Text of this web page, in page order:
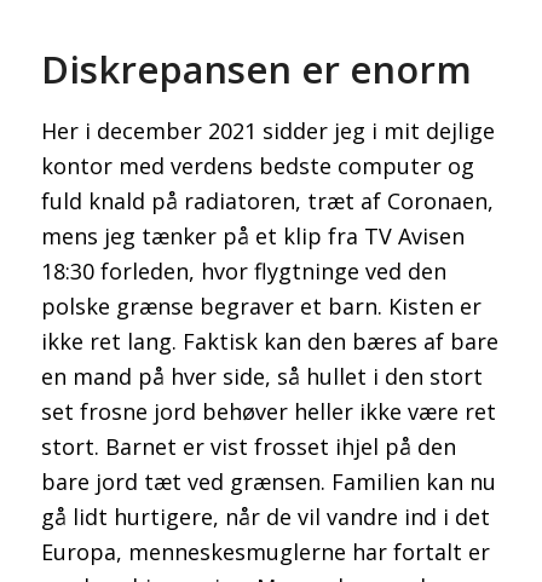
Diskrepansen er enorm
Her i december 2021 sidder jeg i mit dejlige
kontor med verdens bedste computer og
fuld knald på radiatoren, træt af Coronaen,
mens jeg tænker på et klip fra TV Avisen
18:30 forleden, hvor flygtninge ved den
polske grænse begraver et barn. Kisten er
ikke ret lang. Faktisk kan den bæres af bare
en mand på hver side, så hullet i den stort
set frosne jord behøver heller ikke være ret
stort. Barnet er vist frosset ihjel på den
bare jord tæt ved grænsen. Familien kan nu
gå lidt hurtigere, når de vil vandre ind i det
Europa, menneskesmuglerne har fortalt er